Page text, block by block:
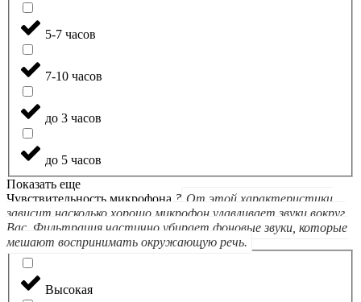
5-7 часов
7-10 часов
до 3 часов
до 5 часов
Показать еще
Чувствительность микрофона ? От этой характеристики
зависит насколько хорошо микрофон улавливает звуки вокруг
Вас. Фильтрация частично убирает фоновые звуки, которые
мешают воспринимать окружающую речь.
Высокая